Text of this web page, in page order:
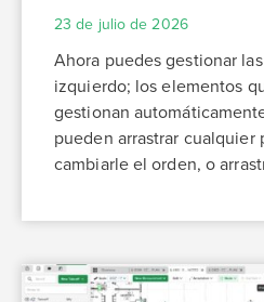
23 de julio de 2026
Ahora puedes gestionar
izquierdo; los elementos
gestionan
pueden arrastrar cualquier
cambiarle el orden, o